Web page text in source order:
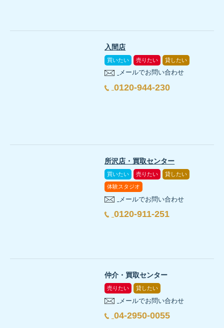
入間店
買いたい 売りたい 貸したい
メールでお問い合わせ
0120-944-230
所沢店・買取センター
買いたい 売りたい 貸したい
体験スタジオ
メールでお問い合わせ
0120-911-251
仲介・買取センター
売りたい 貸したい
メールでお問い合わせ
04-2950-0055